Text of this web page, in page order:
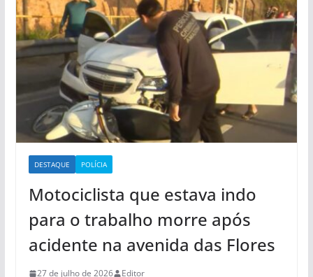
DESTAQUE POLÍCIA
Motociclista que estava indo
para o trabalho morre após
acidente na avenida das Flores
27 de julho de 2026 Editor